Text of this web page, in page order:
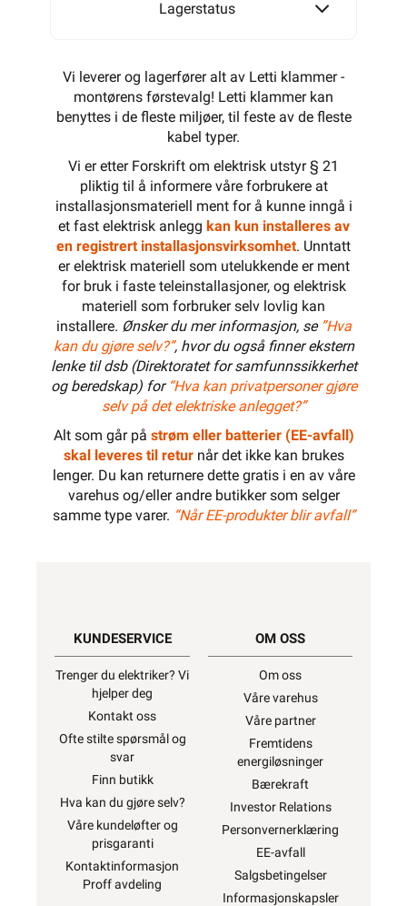
Lagerstatus
Vi leverer og lagerfører alt av Letti klammer -
montørens førstevalg! Letti klammer kan
benyttes i de fleste miljøer, til feste av de fleste
kabel typer.
Vi er etter Forskrift om elektrisk utstyr § 21
pliktig til å informere våre forbrukere at
installasjonsmateriell ment for å kunne inngå i
et fast elektrisk anlegg kan kun installeres av
en registrert installasjonsvirksomhet. Unntatt
er elektrisk materiell som utelukkende er ment
for bruk i faste teleinstallasjoner, og elektrisk
materiell som forbruker selv lovlig kan
installere. Ønsker du mer informasjon, se ”Hva
kan du gjøre selv?”, hvor du også finner ekstern
lenke til dsb (Direktoratet for samfunnssikkerhet
og beredskap) for “Hva kan privatpersoner gjøre
selv på det elektriske anlegget?”
Alt som går på strøm eller batterier (EE-avfall)
skal leveres til returnår det ikke kan brukes
lenger. Du kan returnere dette gratis i en av våre
varehus og/eller andre butikker som selger
samme type varer. “Når EE-produkter blir avfall”
KUNDESERVICE
Trenger du elektriker? Vi
hjelper deg
Kontakt oss
Ofte stilte spørsmål og
svar
Finn butikk
Hva kan du gjøre selv?
Våre kundeløfter og
prisgaranti
Kontaktinformasjon
Proff avdeling
OM OSS
Om oss
Våre varehus
Våre partner
Fremtidens
energiløsninger
Bærekraft
Investor Relations
Personvernerklæring
EE-avfall
Salgsbetingelser
Informasjonskapsler